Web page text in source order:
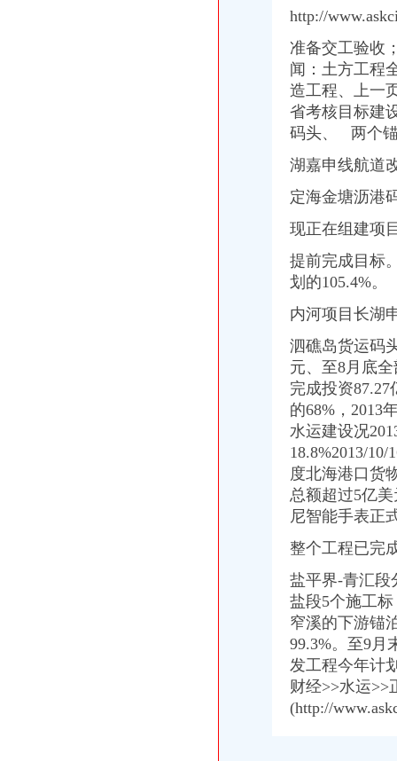
（出件）长生桥垃圾处理场渗滤液处理改造工程设计、制造（采购）
【58同城】重庆南岸长生桥石材结晶公司_长生桥石材结晶处理
长生桥垃圾填埋场渗滤液处理厂-北京天地人环保科技有限公司-谷腾
中国建设银行股份有限公司重庆南岸长生桥支行_工商信息_电话_地址_
搬家公司搬家多少钱_长生桥公司搬家_重庆千红搬家公司（查看）-久
重庆长生桥垃圾处理场渗滤液处理改造工程设计、制造（采购）、施工
重庆南岸区长生桥垃圾处理场渗滤液处理改造工程设计、制造（采购）
宝“精品妈妈班”走进重庆长生桥-孕婴童资讯中心-中国婴童网
重庆南岸茶园长生桥有比较靠谱的装修公司收费合理,装修也合适的那
中国长生桥表面处理黄页|名录_中国长生桥表面处理公司|厂家-八方资
【广东长宏路桥有限公司办公环境】广东长宏路桥有限公司工作环境如
中国长跨度铝合金天桥——北京东单北天桥开通_深圳新闻网
非洲小伙挂帅温江“洋河长”有空就巡河爱管“闲事儿”_央广网
重庆市固体废弃物处理有限公司长生桥垃圾卫生填埋场_【电话地址_招
南岸区长生桥嘉杰开发商办公室在哪的？-买房-房天下问答
【重庆长生桥外资公司注册|香港公司注册|离岸公司注册】-重庆赶集网
【重庆长生桥企业法人变更|企业名称变更|企业地址变更】-重庆赶集网
【58同城】长生桥办公室设计_办公室装修公司_办公室装修价格
重庆专项审批：长生桥镇代办海关进出口许可\餐饮服务许可\道路运输-
重庆市固体废弃物处理有限公司长生桥垃圾卫生填埋场联系方式_信用
【重庆长生桥公司注册代理|公司年检代办|代办注册公司价格】-重庆赶
【58同城】重庆南岸长生桥资质证书办理_企业资质代理_资质代办机构
网友曝光好耍单位：重庆燃气集团南岸分公司长生桥管理站【家佳吧
http://
准备交工验收
闻： 土方工程
造工程、上一
省考核目标建
码头、
两个
湖嘉申线航道
定海金塘沥港
现正在组建项
提前完成目标
划的105.4%。
内河项目长湖
泗礁岛货运码
元、至8月底
完成投资
的68%，2013
水运建设况
18.8%2013/
度北海港口货
总额超过5亿美
尼智能手表正
整个工程已完
盐平界-青汇段
盐段5个施工
窄溪的下游锚
99.3%。至9
发工程今年计
财经>>水运>>
(http://